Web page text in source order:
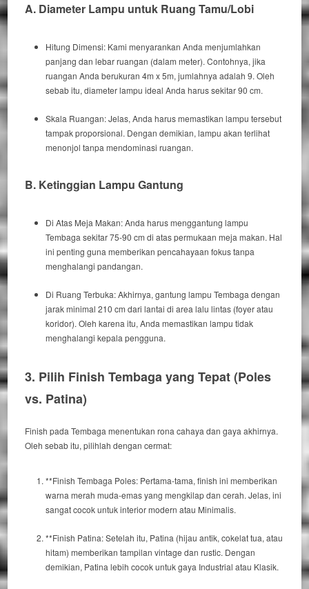
A. Diameter Lampu untuk Ruang Tamu/Lobi
Hitung Dimensi: Kami menyarankan Anda menjumlahkan
panjang dan lebar ruangan (dalam meter).Contohnya, jika
ruangan Anda berukuran 4m x 5m, jumlahnya adalah 9.Oleh
sebab itu, diameter lampu ideal Anda harus sekitar 90 cm.
Skala Ruangan:Jelas, Anda harus memastikan lampu tersebut
tampak proporsional. Dengan demikian, lampu akan terlihat
menonjol tanpa mendominasi ruangan.
B. Ketinggian Lampu Gantung
Di Atas Meja Makan:Anda harus menggantung lampu
Tembaga sekitar 75-90 cm di atas permukaan meja makan. Hal
ini penting guna memberikan pencahayaan fokus tanpa
menghalangi pandangan.
Di Ruang Terbuka:Akhirnya, gantung lampu Tembaga dengan
jarak minimal 210 cm dari lantai di area lalu lintas (foyeratau
koridor).Oleh karena itu, Anda memastikan lampu tidak
menghalangi kepala pengguna.
3. Pilih Finish Tembaga yang Tepat (Poles
vs. Patina)
Finish pada Tembaga menentukan rona cahaya dan gaya akhirnya.
Oleh sebab itu, pilihlah dengan cermat:
**Finish Tembaga Poles: Pertama-tama,finish ini memberikan
warna merah muda-emas yang mengkilap dan cerah.Jelas, ini
sangat cocok untuk interior modern atau Minimalis.
**Finish Patina:Setelah itu, Patina (hijau antik, cokelat tua, atau
hitam) memberikan tampilanvintage danrustic. Dengan
demikian, Patina lebih cocok untuk gaya Industrial atau Klasik.